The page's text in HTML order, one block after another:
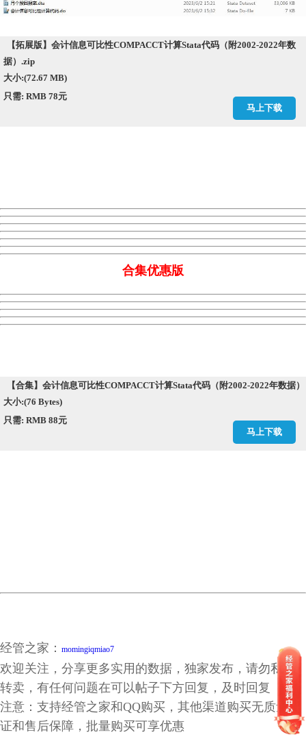
【拓展版】会计信息可比性COMPACCT计算Stata代码（附2002-2022年数
据）.zip
大小:(72.67 MB)
只需: RMB 78元
马上下载
合集优惠版
【合集】会计信息可比性COMPACCT计算Stata代码（附2002-2022年数据）
大小:(76 Bytes)
只需: RMB 88元
马上下载
经管之家： momingiqmiao7
欢迎关注，分享更多实用的数据，独家发布，请勿私自
转卖，有任何问题在可以帖子下方回复，及时回复
注意：支持经管之家和QQ购买，其他渠道购买无质量保
证和售后保障，批量购买可享优惠